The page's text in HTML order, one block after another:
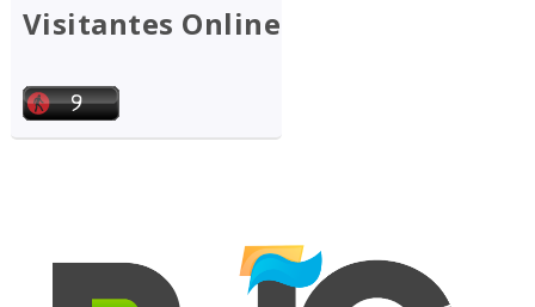
Visitantes Online